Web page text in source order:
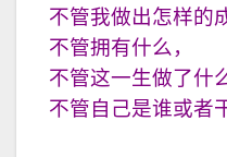
不管我做出怎样的
不管拥有什么，
不管这一生做了什
不管自己是谁或